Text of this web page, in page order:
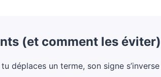
(et comment les éviter)
déplaces un terme, son signe